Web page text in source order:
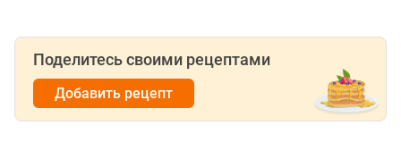
Поделитесь своими рецептами
Добавить рецепт